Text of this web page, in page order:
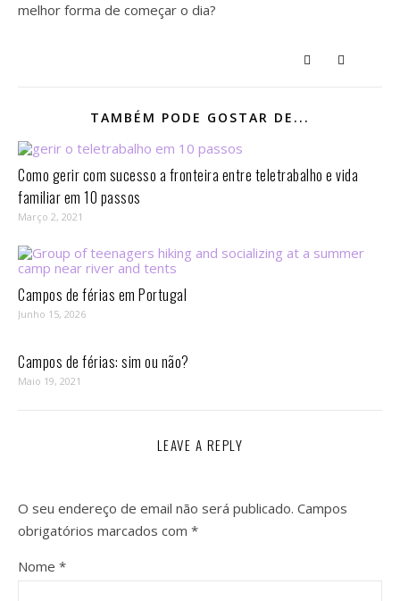
melhor forma de começar o dia?
TAMBÉM PODE GOSTAR DE...
Como gerir com sucesso a fronteira entre teletrabalho e vida
familiar em 10 passos⁣
Março 2, 2021
Campos de férias em Portugal
Junho 15, 2026
Campos de férias: sim ou não?
Maio 19, 2021
LEAVE A REPLY
O seu endereço de email não será publicado. Campos
obrigatórios marcados com *
Nome *